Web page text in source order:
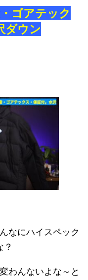
ゴアテック
ダウン
なにハイスペック
？
わんないよな～と